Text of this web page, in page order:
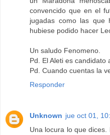
convencido que en el
jugadas como las que
hubiese podido hacer
Un saludo Fenomeno.
Pd. El Aleti es candidato
Pd. Cuando cuentas la
Responder
Unknown jue oct 01,
Una locura lo que